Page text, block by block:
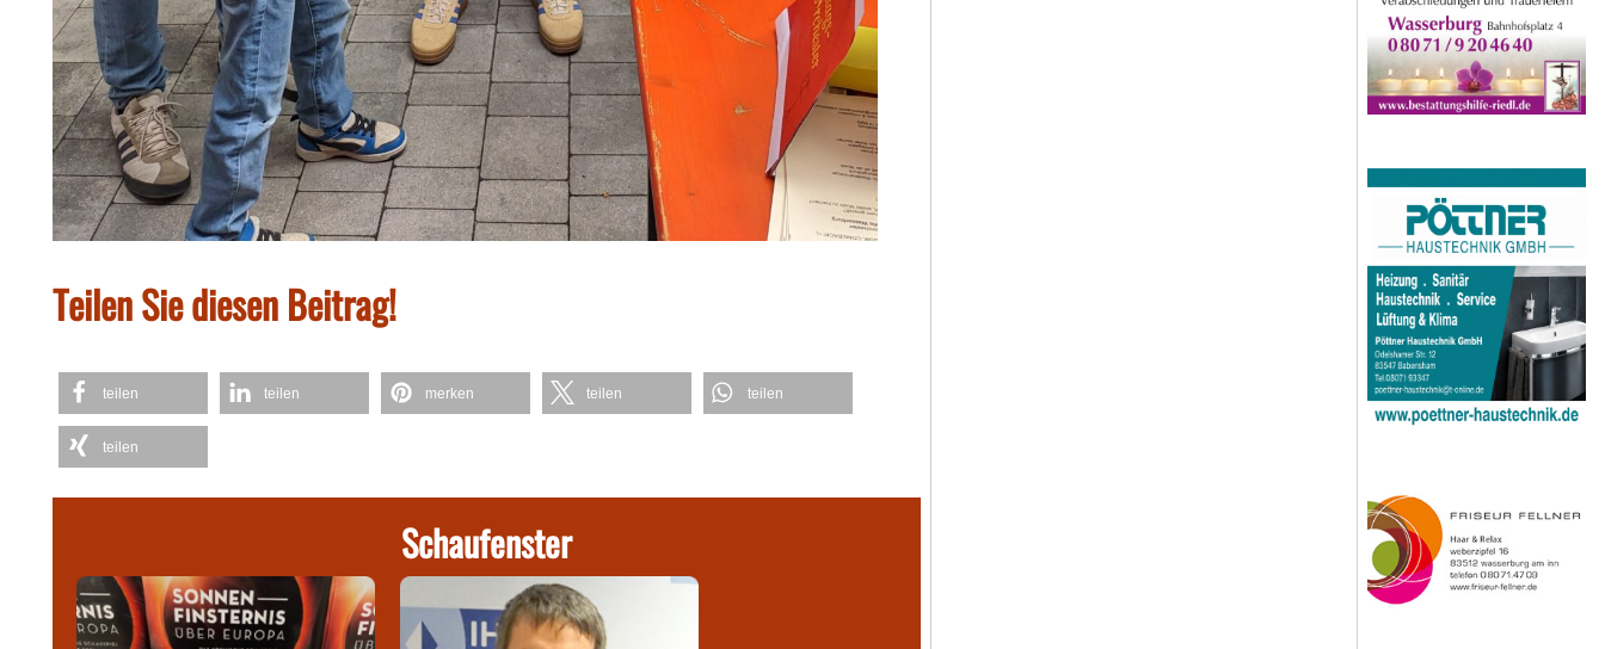
Teilen Sie diesen Beitrag!
teilen teilen merken teilen teilen
teilen
Schaufenster